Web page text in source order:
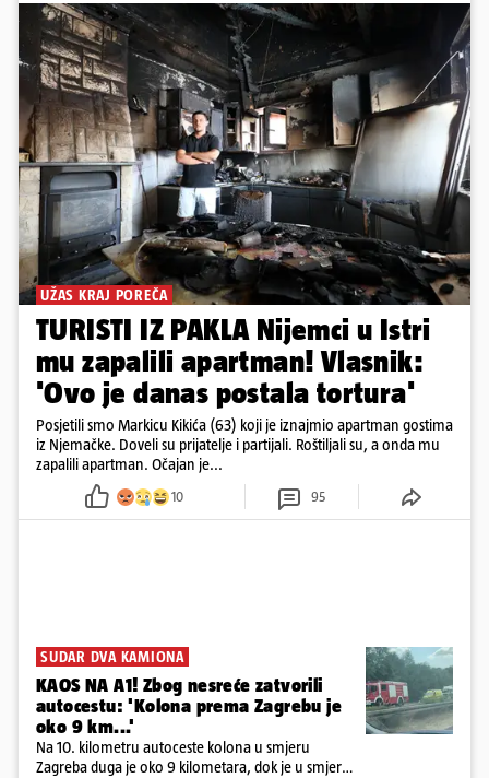
UŽAS KRAJ POREČA
TURISTI IZ PAKLA Nijemci u Istri
mu zapalili apartman! Vlasnik:
'Ovo je danas postala tortura'
Posjetili smo Markicu Kikića (63) koji je iznajmio apartman gostima
iz Njemačke. Doveli su prijatelje i partijali. Roštiljali su, a onda mu
zapalili apartman. Očajan je...
10 95
SUDAR DVA KAMIONA
KAOS NA A1! Zbog nesreće zatvorili
autocestu: 'Kolona prema Zagrebu je
oko 9 km...'
Na 10. kilometru autoceste kolona u smjeru
Zagreba duga je oko 9 kilometara, dok je u smjeru